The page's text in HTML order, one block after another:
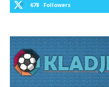
678 Followers